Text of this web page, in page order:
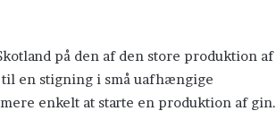
på den af den store produktion af
en stigning i små uafhængige
enkelt at starte en produktion af gin.